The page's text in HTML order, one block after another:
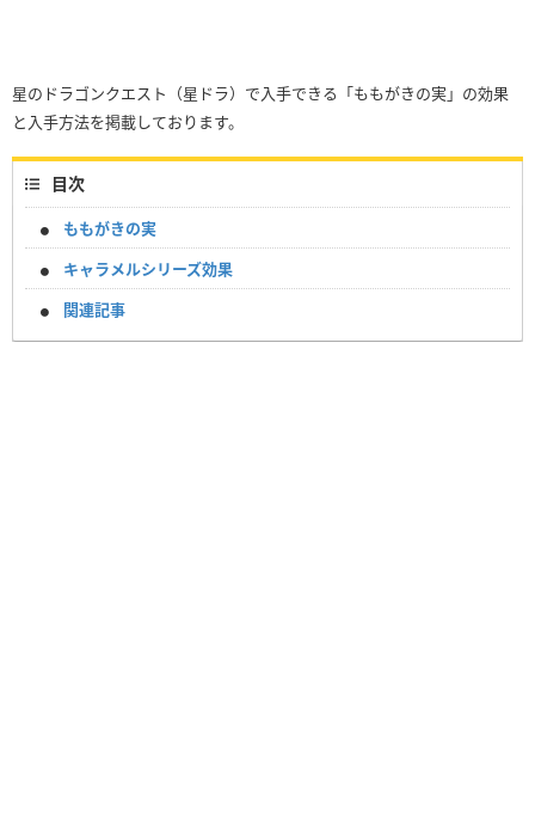
星のドラゴンクエスト（星ドラ）で入手できる「ももがきの実」の効果
と入手方法を掲載しております。
目次
ももがきの実
キャラメルシリーズ効果
関連記事